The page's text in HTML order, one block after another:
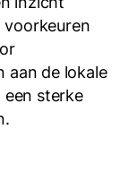
voorkeuren
aan de lokale
een sterke